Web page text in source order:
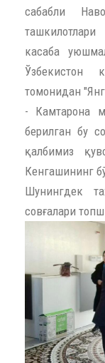
сабабли
касаба
Ўзбекистон
томонидан
- Камтарона
берилган бу
қалбимиз
Кенгашининг
Шунингдек
совғалари